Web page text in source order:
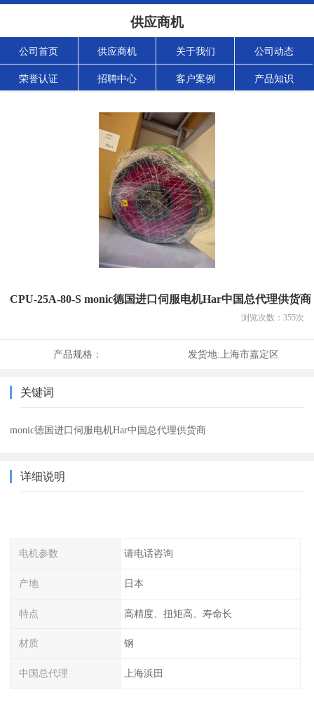
供应商机
公司首页 供应商机 关于我们 公司动态
荣誉认证 招聘中心 客户案例 产品知识
CPU-25A-80-S monic德国进口伺服电机Har中国总代理供货商
浏览次数： 355次
产品规格： 发货地: 上海市嘉定区
关键词
monic德国进口伺服电机Har中国总代理供货商
详细说明
电机参数 请电话咨询
产地 日本
特点 高精度、扭矩高、寿命长
材质 钢
中国总代理 上海浜田